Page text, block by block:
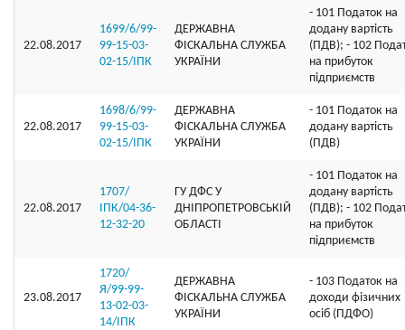
22.08.2017
1699/6/99-
99-15-03-
02-15/ІПК
ДЕРЖАВНА
ФІСКАЛЬНА СЛУЖБА
УКРАЇНИ
- 101 Податок на
додану вартість
(ПДВ); - 102
на прибуток
підприємств
22.08.2017
1698/6/99-
99-15-03-
02-15/ІПК
ДЕРЖАВНА
ФІСКАЛЬНА СЛУЖБА
УКРАЇНИ
- 101 Податок на
додану вартість
(ПДВ)
22.08.2017
1707/
ІПК/04-36-
12-32-20
ГУ ДФС У
ДНIПРОПЕТРОВСЬКIЙ
ОБЛАСТI
- 101 Податок на
додану вартість
(ПДВ); - 102
на прибуток
підприємств
23.08.2017
1720/
Я/99-99-
13-02-03-
14/ІПК
ДЕРЖАВНА
ФІСКАЛЬНА СЛУЖБА
УКРАЇНИ
- 103 Податок на
доходи фізичних
осіб (ПДФО)